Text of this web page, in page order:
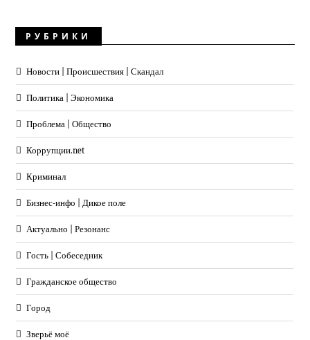
РУБРИКИ
Новости | Происшествия | Скандал
Политика | Экономика
Проблема | Общество
Коррупции.net
Криминал
Бизнес-инфо | Дикое поле
Актуально | Резонанс
Гость | Собеседник
Гражданское общество
Город
Зверьё моё